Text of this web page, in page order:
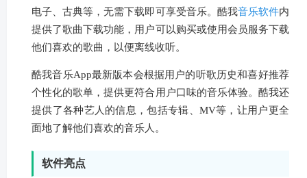
电子、古典等，无需下载即可享受音乐。酷我音乐软件内
提供了歌曲下载功能，用户可以购买或使用会员服务下载
他们喜欢的歌曲，以便离线收听。
酷我音乐App最新版本会根据用户的听歌历史和喜好推荐
个性化的歌单，提供更符合用户口味的音乐体验。酷我还
提供了各种艺人的信息，包括专辑、MV等，让用户更全
面地了解他们喜欢的音乐人。
软件亮点